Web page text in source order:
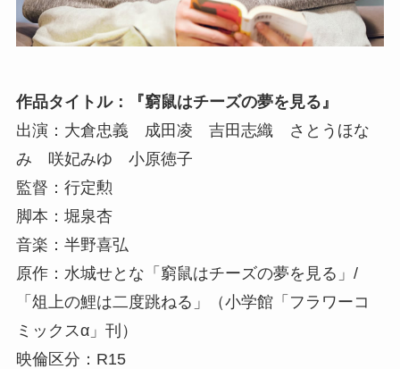
作品タイトル：『窮鼠はチーズの夢を見る』
出演：大倉忠義 成田凌 吉田志織 さとうほな
み 咲妃みゆ 小原徳子
監督：行定勲
脚本：堀泉杏
音楽：半野喜弘
原作：水城せとな「窮鼠はチーズの夢を見る」/
「俎上の鯉は二度跳ねる」（小学館「フラワーコ
ミックスα」刊）
映倫区分：R15